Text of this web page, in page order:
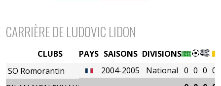
CARRIÈRE DE LUDOVIC LIDON
PAYS SAISONS DIVISIONS
2004-2005
National 0 0 0 0
CLUBS
SO Romorantin